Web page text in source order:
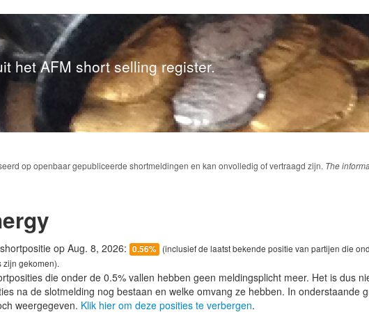
het AFM short selling register.
op openbaar gepubliceerde shortmeldingen en kan onvolledig of vertraagd zijn. The
op Aug. 8, 2026: 0.56% (inclusief de laatst bekende positie van partijen die
gekomen).
die onder de 0.5% vallen hebben geen meldingsplicht meer. Het is dus
na de slotmelding nog bestaan en welke omvang ze hebben. In onderstaande
weergegeven. Klik hier om deze posities te verbergen.